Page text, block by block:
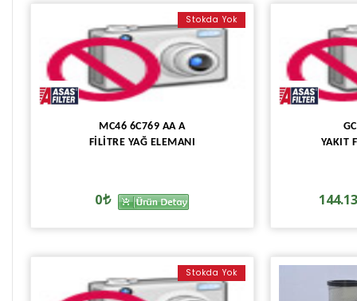
Stokda Yok
MC46 6C769 AA A
FİLİTRE YAĞ ELEMANI
0
YAKIT
144.13
Stokda Yok